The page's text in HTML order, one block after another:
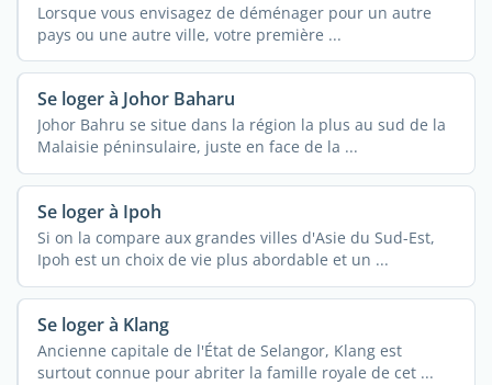
Lorsque vous envisagez de déménager pour un autre
pays ou une autre ville, votre première ...
Se loger à Johor Baharu
Johor Bahru se situe dans la région la plus au sud de la
Malaisie péninsulaire, juste en face de la ...
Se loger à Ipoh
Si on la compare aux grandes villes d'Asie du Sud-Est,
Ipoh est un choix de vie plus abordable et un ...
Se loger à Klang
Ancienne capitale de l'État de Selangor, Klang est
surtout connue pour abriter la famille royale de cet ...